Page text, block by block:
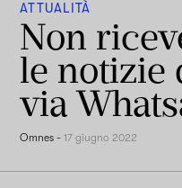
ATTUALITÀ
Non
le notizie
via
Omnes -17 giugno 2022